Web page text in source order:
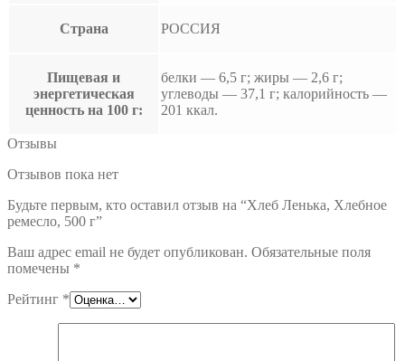
Страна РОССИЯ
Пищевая и
энергетическая
ценность на 100 г:
белки — 6,5 г; жиры — 2,6 г;
углеводы — 37,1 г; калорийность —
201 ккал.
Отзывы
Отзывов пока нет
Будьте первым, кто оставил отзыв на “Хлеб Ленька, Хлебное
ремесло, 500 г”
Ваш адрес email не будет опубликован. Обязательные поля
помечены *
Рейтинг *